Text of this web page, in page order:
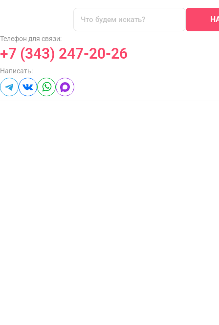
Телефон для связи:
+7 (343) 247-20-26
Написать: